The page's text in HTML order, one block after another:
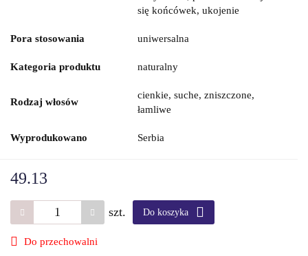
się końcówek, ukojenie
Pora stosowania uniwersalna
Kategoria produktu naturalny
Rodzaj włosów
cienkie, suche, zniszczone,
łamliwe
Wyprodukowano Serbia
49.13
szt. Do koszyka
Do przechowalni